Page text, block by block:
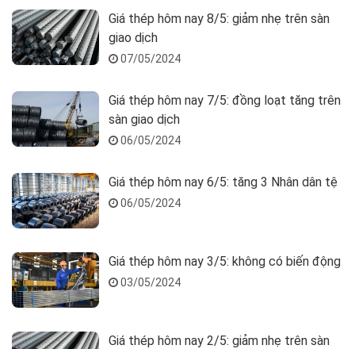
Giá thép hôm nay 8/5: giảm nhẹ trên sàn
giao dịch
07/05/2024
Giá thép hôm nay 7/5: đồng loạt tăng trên
sàn giao dịch
06/05/2024
Giá thép hôm nay 6/5: tăng 3 Nhân dân tệ
06/05/2024
Giá thép hôm nay 3/5: không có biến động
03/05/2024
Giá thép hôm nay 2/5: giảm nhẹ trên sàn